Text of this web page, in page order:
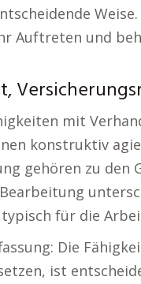
Auftreten und
mit
konstruktiv
gehören zu den
für die
Die
ist